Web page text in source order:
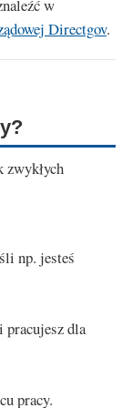
w
Directgov.
zwykłych
np. jesteś
pracujesz dla
pracy.